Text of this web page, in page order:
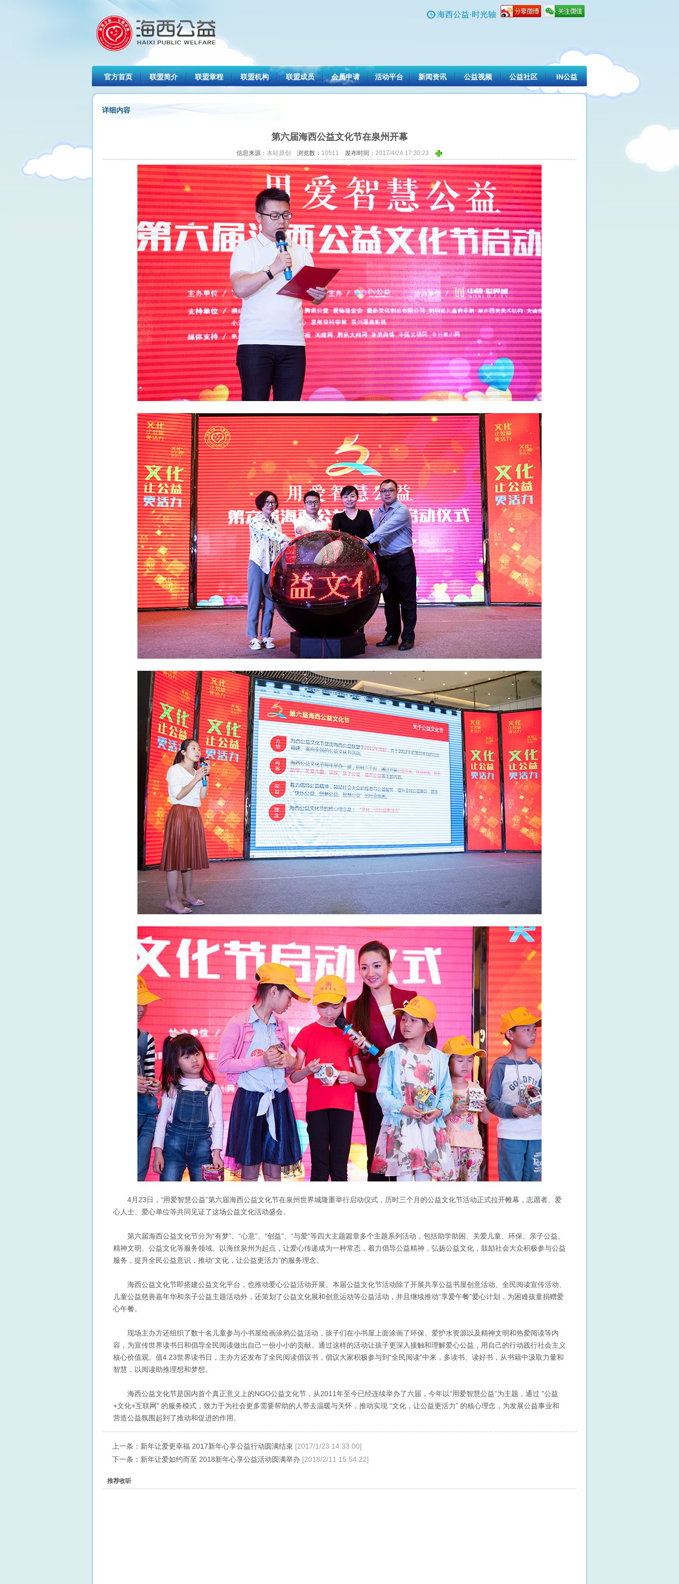
海西公益·时光轴
官方首页 联盟简介 联盟章程 联盟机构 联盟成员 会员申请 活动平台 新闻资讯 公益视频 公益社区 IN公益
详细内容
第六届海西公益文化节在泉州开幕
信息来源： 本站原创 浏览数： 10511 发布时间： 2017/4/24 17:30:23
4月23日，“用爱智慧公益”第六届海西公益文化节在泉州世界城隆重举行启动仪式，历时三个月的公益文化节活动正式拉开帷幕，志愿者、爱
心人士、爱心单位等共同见证了这场公益文化活动盛会。
第六届海西公益文化节分为“有梦”、“心意”、“创益”、“与爱”等四大主题篇章多个主题系列活动，包括助学助困、关爱儿童、环保、亲子公益、
精神文明、公益文化等服务领域。以海丝泉州为起点，让爱心传递成为一种常态，着力倡导公益精神，弘扬公益文化，鼓励社会大众积极参与公益
服务，提升全民公益意识，推动“文化，让公益更活力”的服务理念。
海西公益文化节即搭建公益文化平台，也推动爱心公益活动开展。本届公益文化节活动除了开展共享公益书屋创意活动、全民阅读宣传活动、
儿童公益慈善嘉年华和亲子公益主题活动外，还策划了公益文化展和创意运动等公益活动，并且继续推动“享爱午餐”爱心计划，为困难孩童捐赠爱
心午餐。
现场主办方还组织了数十名儿童参与小书屋绘画涂鸦公益活动，孩子们在小书屋上面涂画了环保、爱护水资源以及精神文明和热爱阅读等内
容，为宣传世界读书日和倡导全民阅读做出自己一份小小的贡献。通过这样的活动让孩子更深入接触和理解爱心公益，用自己的行动践行社会主义
核心价值观。值4.23世界读书日，主办方还发布了全民阅读倡议书，倡议大家积极参与到“全民阅读”中来，多读书、读好书，从书籍中汲取力量和
智慧，以阅读助推理想和梦想。
海西公益文化节是国内首个真正意义上的NGO公益文化节，从2011年至今已经连续举办了六届，今年以“用爱智慧公益”为主题，通过 "公益
+文化+互联网" 的服务模式，致力于为社会更多需要帮助的人带去温暖与关怀，推动实现 “文化，让公益更活力” 的核心理念，为发展公益事业和
营造公益氛围起到了推动和促进的作用。
上一条： 新年让爱更幸福 2017新年心享公益行动圆满结束 [2017/1/23 14:33:00]
下一条： 新年让爱如约而至 2018新年心享公益活动圆满举办 [2018/2/11 15:54:22]
推荐收听